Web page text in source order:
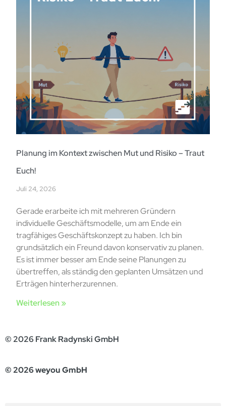
Planung im Kontext zwischen Mut und Risiko – Traut
Euch!
Juli 24, 2026
Gerade erarbeite ich mit mehreren Gründern
individuelle Geschäftsmodelle, um am Ende ein
tragfähiges Geschäftskonzept zu haben. Ich bin
grundsätzlich ein Freund davon konservativ zu planen.
Es ist immer besser am Ende seine Planungen zu
übertreffen, als ständig den geplanten Umsätzen und
Erträgen hinterherzurennen.
Weiterlesen »
© 2026 Frank Radynski GmbH
© 2026 weyou GmbH